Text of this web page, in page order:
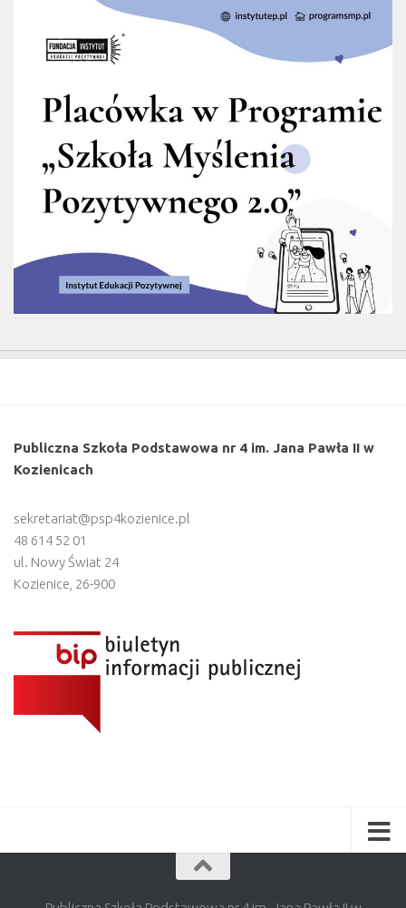
Publiczna Szkoła Podstawowa nr 4 im. Jana Pawła II w
Kozienicach
sekretariat@psp4kozienice.pl
48 614 52 01
ul. Nowy Świat 24
Kozienice 26-900